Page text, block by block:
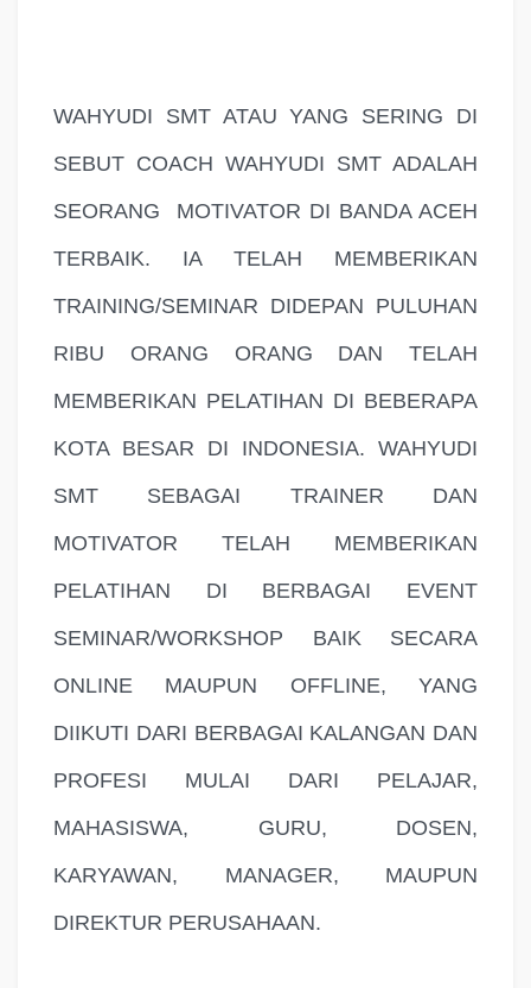
WAHYUDI SMT ATAU YANG SERING DI
SEBUT COACH WAHYUDI SMT ADALAH
SEORANG
MOTIVATOR DI BANDA ACEH
TERBAIK. IA TELAH MEMBERIKAN
TRAINING/SEMINAR DIDEPAN PULUHAN
RIBU ORANG ORANG DAN TELAH
MEMBERIKAN PELATIHAN DI BEBERAPA
KOTA BESAR DI INDONESIA. WAHYUDI
SMT SEBAGAI TRAINER DAN
MOTIVATOR TELAH MEMBERIKAN
PELATIHAN DI BERBAGAI EVENT
SEMINAR/WORKSHOP BAIK SECARA
ONLINE MAUPUN OFFLINE, YANG
DIIKUTI DARI BERBAGAI KALANGAN DAN
PROFESI MULAI DARI PELAJAR,
MAHASISWA, GURU, DOSEN,
KARYAWAN, MANAGER, MAUPUN
DIREKTUR PERUSAHAAN.